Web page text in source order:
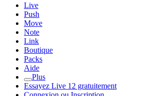
Live
Push
Move
Note
Link
Boutique
Packs
Aide
Plus
Essayez Live 12 gratuitement